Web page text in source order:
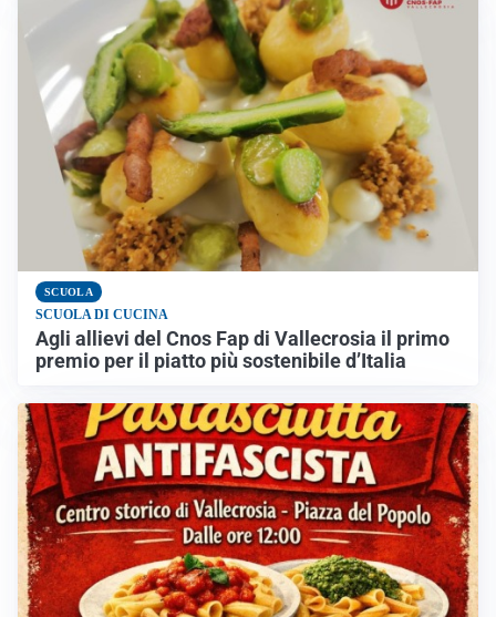
SCUOLA
SCUOLA DI CUCINA
Agli allievi del Cnos Fap di Vallecrosia il primo
premio per il piatto più sostenibile d’Italia